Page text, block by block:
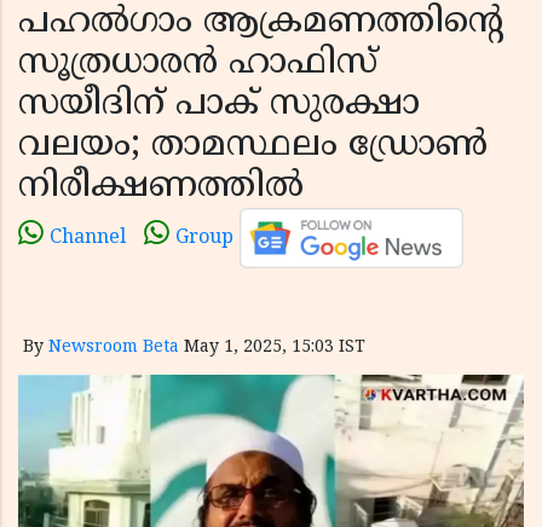
പഹൽഗാം ആക്രമണത്തിന്റെ
സൂത്രധാരൻ ഹാഫിസ്
സയീദിന് പാക് സുരക്ഷാ
വലയം; താമസ്ഥലം ഡ്രോൺ
നിരീക്ഷണത്തിൽ
Channel Group
By Newsroom Beta May 1, 2025, 15:03 IST